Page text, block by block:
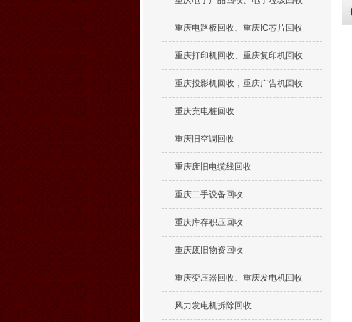
重庆电路板回收、重庆IC芯片回收
重庆打印机回收、重庆复印机回收
重庆投影机回收，重庆广告机回收
重庆充电桩回收
重庆旧空调回收
重庆废旧电缆线回收
重庆二手设备回收
重庆库存积压回收
重庆废旧物资回收
重庆变压器回收、重庆发电机回收
风力发电机拆除回收